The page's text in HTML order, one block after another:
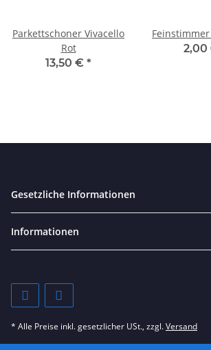
Parkettschoner Vivacello
Rot
13,50 € *
2,00
Gesetzliche Informationen
Informationen
* Alle Preise inkl. gesetzlicher USt., zzgl.Versand